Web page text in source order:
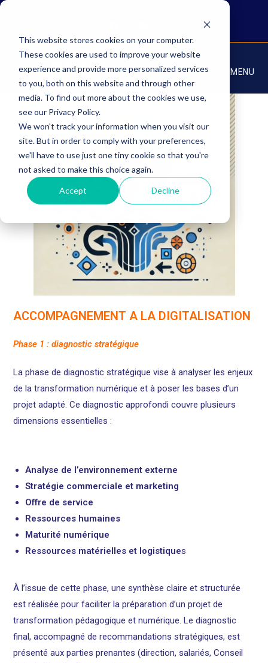
This website stores cookies on your computer.
These cookies are used to improve your website
experience and provide more personalized services
to you, both on this website and through other
media. To find out more about the cookies we use,
see our Privacy Policy.
We won't track your information when you visit our
site. But in order to comply with your preferences,
we'll have to use just one tiny cookie so that you're
not asked to make this choice again.
Accept Decline
Skip
content
MENU
ACCOMPAGNEMENT A LA DIGITALISATION
Phase 1 : diagnostic stratégique
La phase de diagnostic stratégique vise à analyser les enjeux
de la transformation numérique et à poser les bases d’un
projet adapté. Ce diagnostic approfondi couvre plusieurs
dimensions essentielles :
Analyse de l’environnement externe
Stratégie commerciale et marketing
Offre de service
Ressources humaines
Maturité numérique
Ressources matérielles et logistiques
À l’issue de cette phase, une synthèse claire et structurée
est réalisée pour faciliter la préparation d’un projet de
transformation pédagogique et numérique. Le diagnostic
final, accompagné de recommandations stratégiques, est
présenté aux parties prenantes (direction, salariés, Conseil